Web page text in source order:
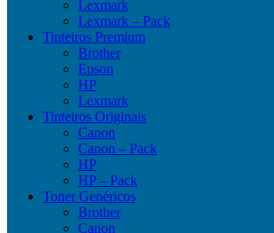
Lexmark
Lexmark – Pack
Tinteiros Premium
Brother
Epson
HP
Lexmark
Tinteiros Originais
Canon
Canon – Pack
HP
HP – Pack
Toner Genéricos
Brother
Canon